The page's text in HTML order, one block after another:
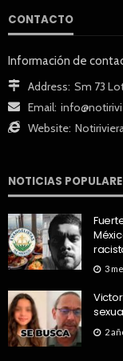
CONTACTO
Información de
Address: Sm 73
Email:
Website:
NOTICIAS
3
2